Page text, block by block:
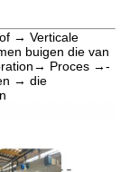
→ Verticale
buigen die van
Proces →-
→ die